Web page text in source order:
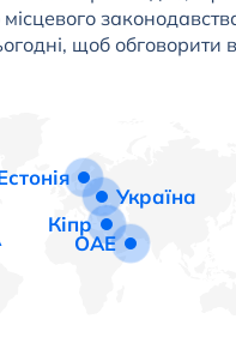
щоб обговорити
Україна
Кіпр
ОАЕ